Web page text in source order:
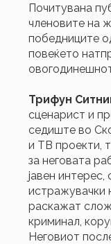
Почитувана
членовите на
победниците
повеќето
Трифун
сценарист и
седиште во
и ТВ проекти,
за неговата
јавен интерес,
истражувачки
раскажат
криминал,
Неговиот